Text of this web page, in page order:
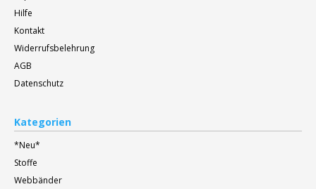
Hilfe
Kontakt
Widerrufsbelehrung
AGB
Datenschutz
Kategorien
*Neu*
Stoffe
Webbänder